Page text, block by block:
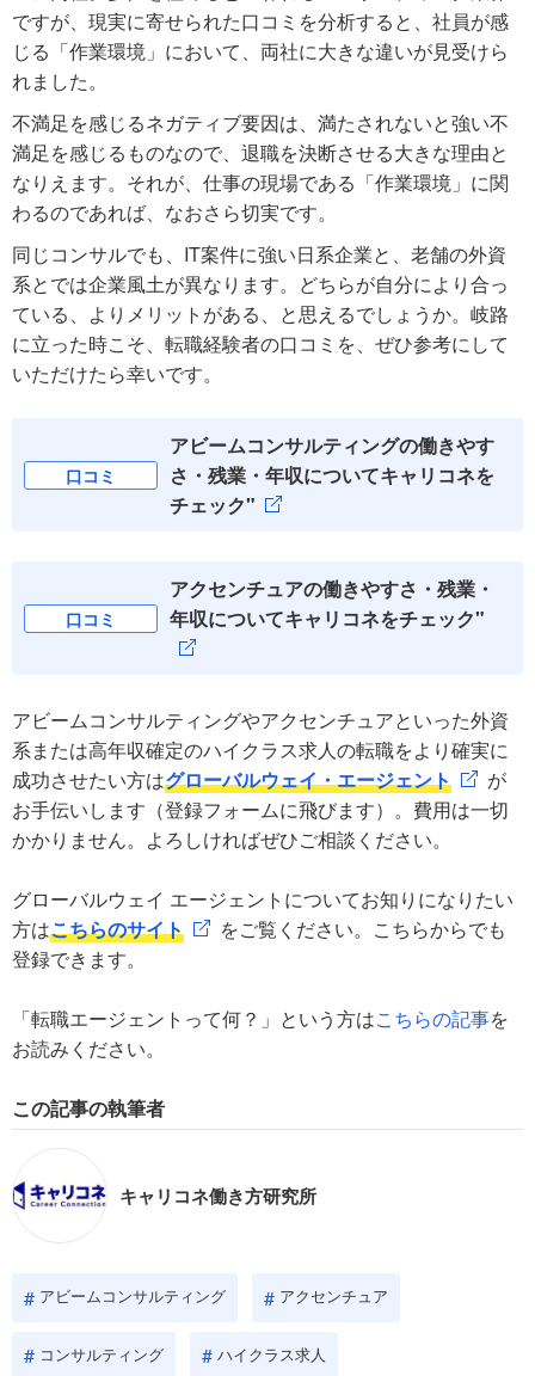
ですが、現実に寄せられた口コミを分析すると、社員が感
じる「作業環境」において、両社に大きな違いが見受けら
れました。
不満足を感じるネガティブ要因は、満たされないと強い不
満足を感じるものなので、退職を決断させる大きな理由と
なりえます。それが、仕事の現場である「作業環境」に関
わるのであれば、なおさら切実です。
同じコンサルでも、IT案件に強い日系企業と、老舗の外資
系とでは企業風土が異なります。どちらが自分により合っ
ている、よりメリットがある、と思えるでしょうか。岐路
に立った時こそ、転職経験者の口コミを、ぜひ参考にして
いただけたら幸いです。
口コミ
アビームコンサルティングの働きやす
さ・残業・年収についてキャリコネを
チェック"
口コミ
アクセンチュアの働きやすさ・残業・
年収についてキャリコネをチェック"
アビームコンサルティングやアクセンチュアといった外資
系または高年収確定のハイクラス求人の転職をより確実に
成功させたい方はグローバルウェイ・エージェント
が
お手伝いします（登録フォームに飛びます）。費用は一切
かかりません。よろしければぜひご相談ください。
グローバルウェイ エージェントについてお知りになりたい
方はこちらのサイト
をご覧ください。こちらからでも
登録できます。
「転職エージェントって何？」という方はこちらの記事を
お読みください。
この記事の執筆者
キャリコネ働き方研究所
アビームコンサルティング アクセンチュア
コンサルティング ハイクラス求人